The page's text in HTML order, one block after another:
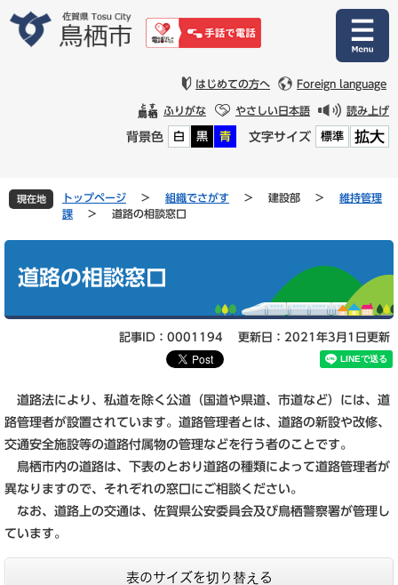
文
はじめての方へ Foreign language
ふりがな やさしい日本語 読み上げ
背景色 白 黒 青 文字サイズ 標準 拡大
現在地 トップページ > 組織でさがす > 建設部 >
維持管理
課
> 道路の相談窓口
道路の相談窓口
記事ID：0001194 更新日：2021年3月1日更新
道路法により、私道を除く公道（国道や県道、市道など）には、道
路管理者が設置されています。道路管理者とは、道路の新設や改修、
交通安全施設等の道路付属物の管理などを行う者のことです。
鳥栖市内の道路は、下表のとおり道路の種類によって道路管理者が
異なりますので、それぞれの窓口にご相談ください。
なお、道路上の交通は、佐賀県公安委員会及び鳥栖警察署が管理し
ています。
表のサイズを切り替える